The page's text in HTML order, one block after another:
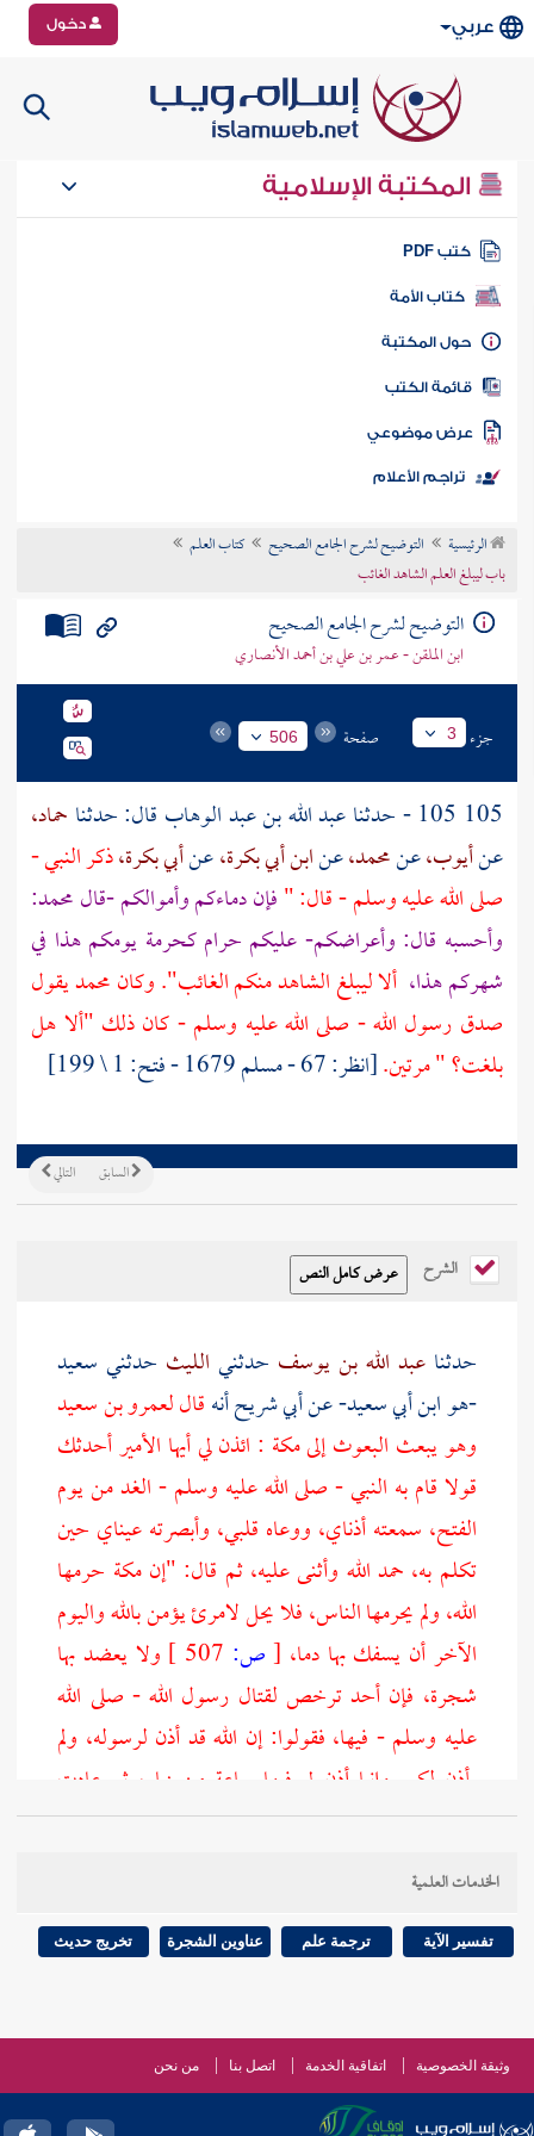
عربي دخول
المكتبة الإسلامية
كتب PDF
كتاب الأمة
المكتبة
الكتب
موضوعي
تراجم الأعلام
الرئيسية التوضيح لشرح الجامع الصحيح
كتاب العلم
باب ليبلغ العلم الشاهد الغائب
التوضيح لشرح الجامع الصحيح
ابن الملقن - عمر بن علي بن أحمد الأنصاري
جزء 3 صفحة 506
105 105 - حدثنا عبد الله بن عبد الوهاب قال: حدثنا حماد،
عنأيوب،عنمحمد،عنابن أبي بكرة،عنأبي بكرة،ذكر النبي -
صلى الله عليه وسلم - قال: "فإن دماءكم وأموالكم -قالمحمد:
وأحسبه قال: وأعراضكم- عليكم حرام كحرمة يومكم هذا في
شهركم هذا، ألا ليبلغ الشاهد منكم الغائب". وكانمحمديقول
صدق رسول الله - صلى الله عليه وسلم - كان ذلك "ألا هل
بلغت؟ " مرتين.[انظر: 67 - مسلم 1679 - فتح: 1 \ 199]
التالي السابق
الشرح
حدثناعبد الله بن يوسف حدثني الليث حدثني سعيد
-هو ابن أبي سعيد-عنأبي شريحأنهقاللعمرو بن سعيد
وهو يبعث البعوث إلىمكة : ائذن لي أيها الأمير أحدثك
قولا قام به النبي - صلى الله عليه وسلم - الغد من يوم
الفتح، سمعته أذناي، ووعاه قلبي، وأبصرته عيناي حين
تكلم به، حمد الله وأثنى عليه، ثم قال: "إن مكة حرمها
الله، ولم يحرمها الناس، فلا يحل لامرئ يؤمن بالله واليوم
الآخر أن يسفك بها دما، [ص:
ولا يعضد بها
شجرة، فإن أحد ترخص لقتال رسول الله - صلى الله
عليه وسلم - فيها، فقولوا: إن الله قد أذن لرسوله، ولم
يأذن لكم. وإنما أذن لي فيها ساعة من نهار، ثم عادت
حرمتها اليوم كحرمتها بالأمس، وليبلغ الشاهد الغائب".
فقيل لأبي شريح
شريح، لا يعيذ عاصيا، ولا فارا بدم، ولا فارا بخربة،
يعني: السرقة.
حدثناعبد الله بن عبد الوهاب،ثناحماد،عنأيوب،عن
محمد،عن ابن أبي بكرة، عنأبي بكرة،ذكر النبي - صلى
الله عليه وسلم - قال:
"فإن دماءكم وأموالكم -قال
الخدمات العلمية
تفسير الآية ترجمة علم عناوين الشجرة تخريج حديث
وثيقة الخصوصية اتفاقية الخدمة اتصل بنا من نحن